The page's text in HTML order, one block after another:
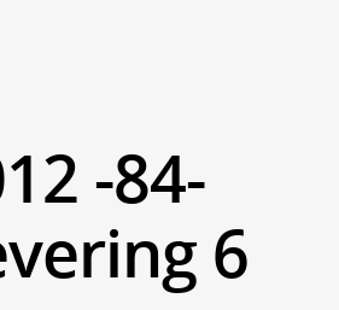
-84-
6